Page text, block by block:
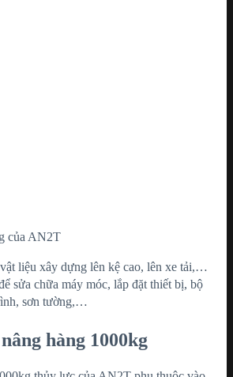
của AN2T
liệu xây dựng lên kệ cao, lên xe tải,…
sửa chữa máy móc, lắp đặt thiết bị, bộ
sơn tường,…
hàng 1000kg